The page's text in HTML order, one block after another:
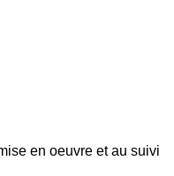
en oeuvre et au suivi